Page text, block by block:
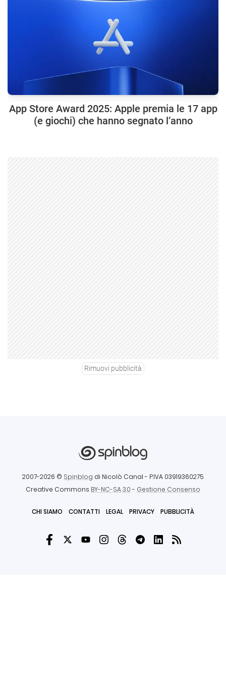
App Store Award 2025: Apple premia le 17 app
(e giochi) che hanno segnato l’anno
Rimuovi pubblicità
2007-2026 © Spinblog di Nicolò Canal - P.IVA 03919360275
Creative Commons BY-NC-SA 3.0- Gestione Consenso
CHI SIAMO CONTATTI LEGAL PRIVACY PUBBLICITÀ